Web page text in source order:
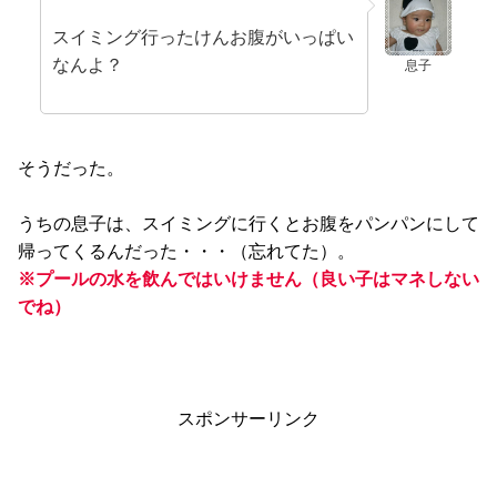
息子
スイミング行ったけんお腹がいっぱい
なんよ？
そうだった。
うちの息子は、スイミングに行くとお腹をパンパンにして
帰ってくるんだった・・・（忘れてた）。
※プールの水を飲んではいけません（良い子はマネしない
でね）
スポンサーリンク